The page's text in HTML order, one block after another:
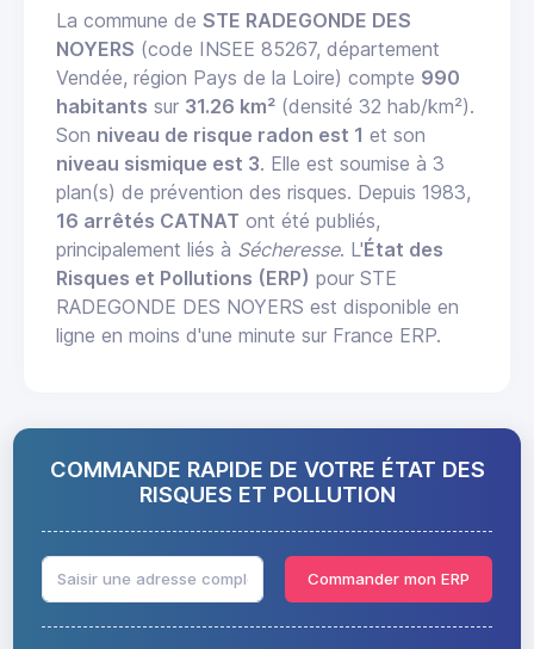
La commune de STE RADEGONDE DES
NOYERS (code INSEE 85267, département
Vendée, région Pays de la Loire) compte 990
habitants sur 31.26 km² (densité 32 hab/km²).
Son niveau de risque radon est 1 et son
niveau sismique est 3. Elle est soumise à 3
plan(s) de prévention des risques. Depuis 1983,
16 arrêtés CATNAT ont été publiés,
principalement liés à Sécheresse. L'État des
Risques et Pollutions (ERP) pour STE
RADEGONDE DES NOYERS est disponible en
ligne en moins d'une minute sur France ERP.
COMMANDE RAPIDE DE VOTRE ÉTAT DES
RISQUES ET POLLUTION
Commander mon ERP